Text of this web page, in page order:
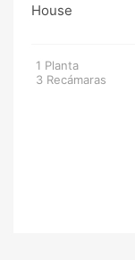
House
1 Planta
3 Recámaras